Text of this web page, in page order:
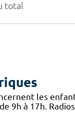
total
les
9h à 17h.